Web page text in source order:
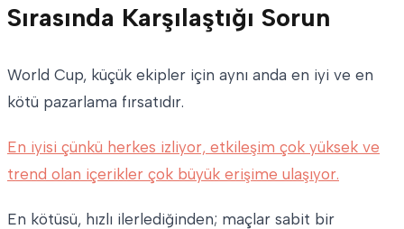
Sırasında Karşılaştığı Sorun
World Cup, küçük ekipler için aynı anda en iyi ve en
kötü pazarlama fırsatıdır.
En iyisi çünkü herkes izliyor, etkileşim çok yüksek ve
trend olan içerikler çok büyük erişime ulaşıyor.
En kötüsü, hızlı ilerlediğinden; maçlar sabit bir